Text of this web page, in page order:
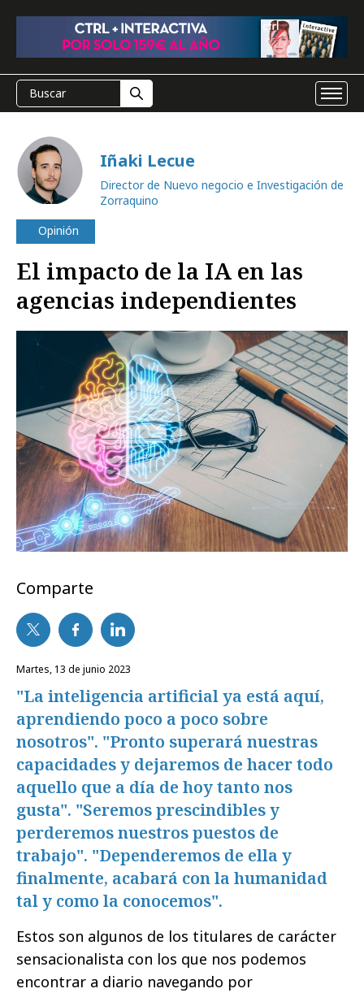
Iñaki Lecue
Director de Nuevo negocio e Investigación de
Zorraquino
Opinión
El impacto de la IA en las
agencias independientes
Comparte
martes, 13 de junio 2023
"La inteligencia artificial ya está aquí,
aprendiendo poco a poco sobre
nosotros". "Pronto superará nuestras
capacidades y dejaremos de hacer todo
aquello que a día de hoy tanto nos
gusta". "Seremos prescindibles y
perderemos nuestros puestos de
trabajo". "Dependeremos de ella y
finalmente, acabará con la humanidad
tal y como la conocemos".
Estos son algunos de los titulares de carácter
sensacionalista con los que nos podemos
encontrar a diario navegando por